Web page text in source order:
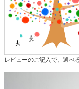
レビューのご記入で、選べ